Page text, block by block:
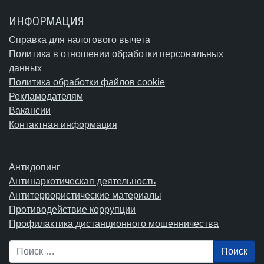
ИНФОРМАЦИЯ
Справка для налогового вычета
Политика в отношении обработки персональных
данных
Политика обработки файлов cookie
Рекламодателям
Вакансии
Контактная информация
Антидопинг
Антинаркотическая деятельность
Антитеррористические материалы
Противодействие коррупции
Профилактика дистанционного мошенничества
Поиск